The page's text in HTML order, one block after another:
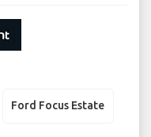
Ford Focus Estate